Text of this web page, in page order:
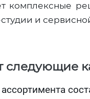
комплексные
и
следующие